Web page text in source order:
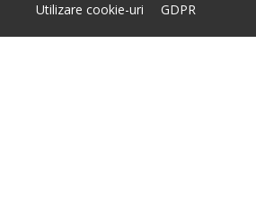
Utilizare cookie-uri GDPR